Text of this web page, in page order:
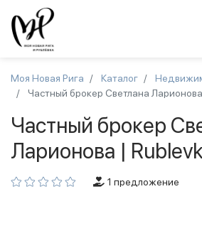
Моя Новая Рига Каталог
Частный брокер Светлана
Частный брокер
Ларионова |
1 предложение